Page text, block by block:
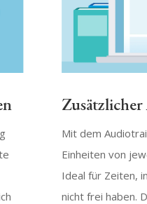
Mit dem
Einheiten von
Ideal für Zeiten,
nicht frei haben.